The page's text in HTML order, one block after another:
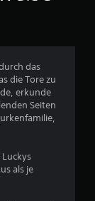
i
c
h
e
das
die Tore zu
erkunde
Seiten
als je